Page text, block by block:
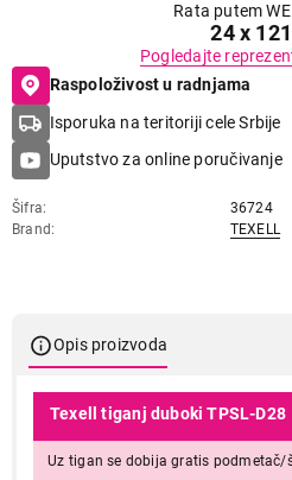
Rata putem
24 x
Pogledajte
Raspoloživost u radnjama
Isporuka na teritoriji cele Srbije
Uputstvo za online poručivanje
Šifra
36724
Brand
TEXELL
Opis proizvoda
Texell tiganj duboki TPSL-D28
Uz tigan se dobija gratis